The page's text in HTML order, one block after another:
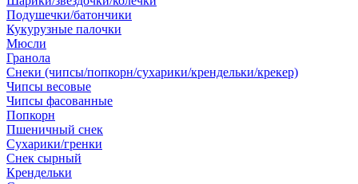
Подушечки/батончики
Кукурузные палочки
Мюсли
Гранола
Снеки (чипсы/попкорн/сухарики/крендельки/крекер)
Чипсы весовые
Чипсы фасованные
Попкорн
Пшеничный снек
Сухарики/гренки
Снек сырный
Крендельки